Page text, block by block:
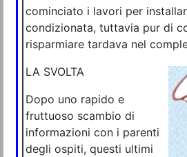
cominciato i lavori per
condizionata, tuttavia pur di
risparmiare tardava nel
LA SVOLTA
Dopo uno rapido e
fruttuoso scambio di
informazioni con i parenti
degli ospiti, questi ultimi